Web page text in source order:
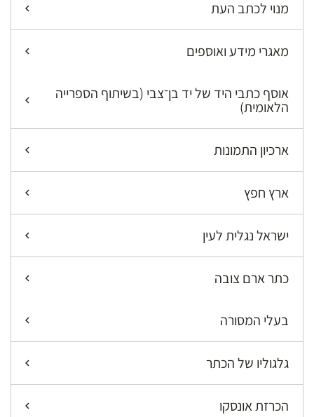
מנוי לכתב העת
מאגרי מידע ואוספים
אוסף כתבי היד של יד בן־צבי (בשיתוף הספרייה
הלאומית)
ארכיון התמונות
ארץ חפץ
ישראל נגלית לעין
כתר ארם צובה
בעלי המסורה
גלגוליו של הכתר
הכרזת אונסקו